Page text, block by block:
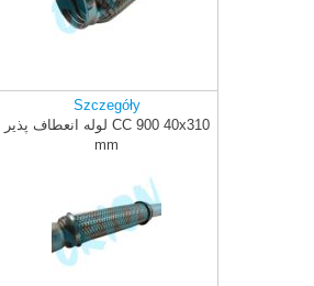
ADD TO CART
Szczegóły
لوله انعطاف پذیر CC 900 40x310
mm